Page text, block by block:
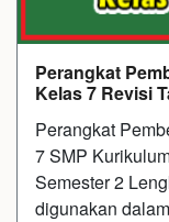
Perangkat
Kelas 7 Revisi
Perangkat
7 SMP
Semester 2
digunakan